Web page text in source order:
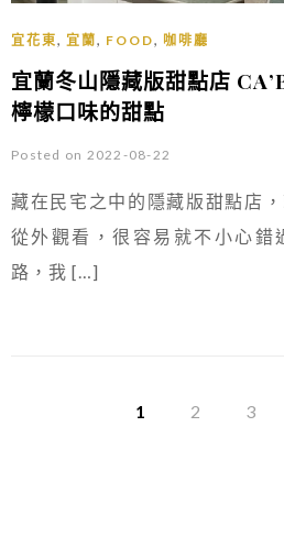
宜花東, 宜蘭, FOOD, 咖啡廳
宜蘭冬山隱藏版甜點店
檸檬口味的甜點
Posted on 2022-08-22
藏在民宅之中的隱藏版甜點店
從外觀看，很容易就不小心錯
路，我 […]
1 2 3